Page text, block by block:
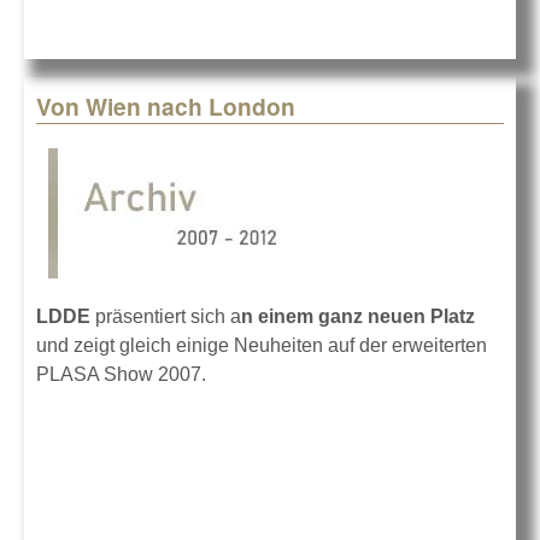
Von Wien nach London
LDDE präsentiert sich an einem ganz neuen Platz
und zeigt gleich einige Neuheiten auf der erweiterten
PLASA Show 2007.